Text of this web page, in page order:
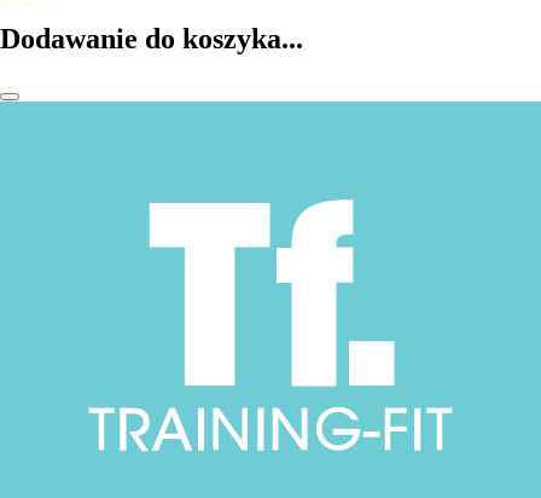
Dodawanie do koszyka...